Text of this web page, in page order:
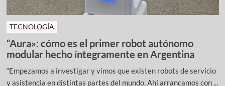
TECNOLOGÍA
“Aura»: cómo es el primer robot autónomo
modular hecho íntegramente en Argentina
“Empezamos a investigar y vimos que existen robots de servicio
y asistencia en distintas partes del mundo. Ahí arrancamos con ...